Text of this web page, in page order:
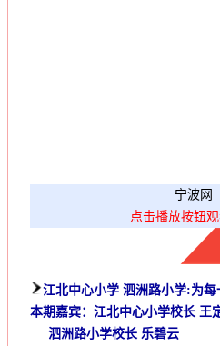
宁波网
点击播放按钮
江北中心小学 泗洲路小学:为
本期嘉宾：江北中心小学校长 王
泗洲路小学校长 乐碧云